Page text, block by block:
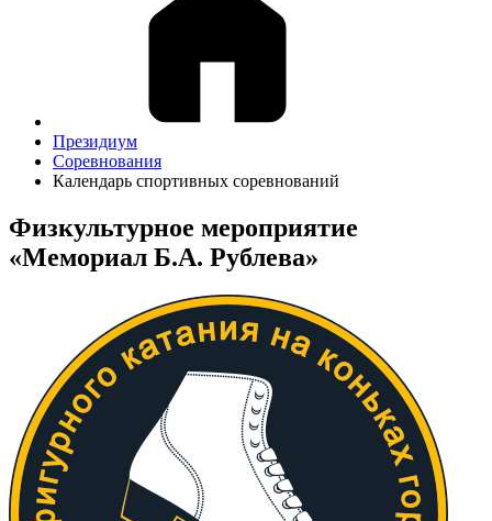
Президиум
Соревнования
Календарь спортивных соревнований
Физкультурное мероприятие
«Мемориал Б.А. Рублева»